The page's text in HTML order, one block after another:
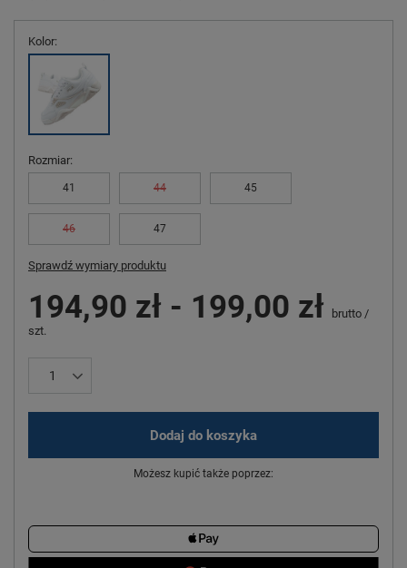
Kolor
Rozmiar
41 44 45
46 47
Sprawdź wymiary produktu
194,90 zł - 199,00 zł brutto /
szt.
Dodaj do koszyka
Możesz kupić także poprzez: